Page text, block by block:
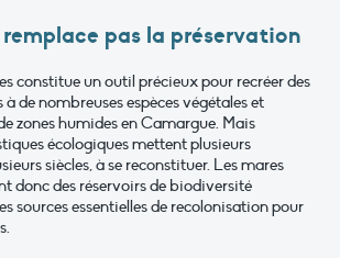
pas la préservation
constitue un outil précieux pour recréer des
de nombreuses espèces végétales et
zones humides en Camargue. Mais
écologiques mettent plusieurs
siècles, à se reconstituer. Les mares
donc des réservoirs de biodiversité
sources essentielles de recolonisation pour